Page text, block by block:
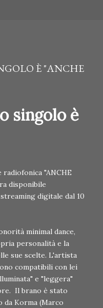
È "ANCHE
singolo è
radiofonica "ANCHE
disponibile
digitale dal 10
minimal dance,
personalità e la
sue scelte. L'artista
compatibili con lei
e "leggera"
Il brano è stato
Korma (Marco